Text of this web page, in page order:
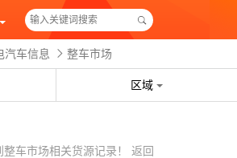
汽车信息 整车市场
区域
整车市场相关货源记录！ 返回